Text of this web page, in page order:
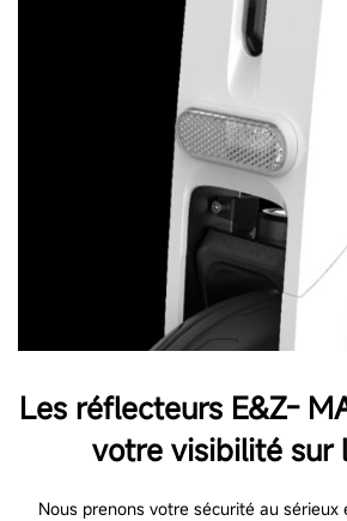
Les réflecteurs E&Z-
votre visibilité sur
Nous prenons votre sécurité au sérieux